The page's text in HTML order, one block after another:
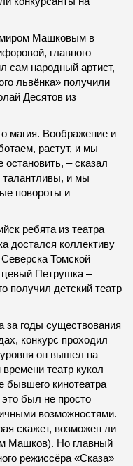
Машковым в
главного
сам народный артист,
львёнка» получили
Десятов из
магия. Воображение и
растут, и мы
– сказал
и мы
повороты и
ребята из театра
достался коллективу
Томской
Петрушка –
получил детский театр
за годы существования
конкурс проходил
уровня он вышел на
театр кукол
бывшего кинотеатра
был не просто
возможностями.
скажет, возможен ли
Машков). Но главный
режиссёра «Сказа»